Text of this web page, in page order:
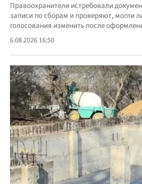
Правоохранители истребовали
записи по сборам и проверяют, могли
голосования изменить после
6.08.2026 16:50